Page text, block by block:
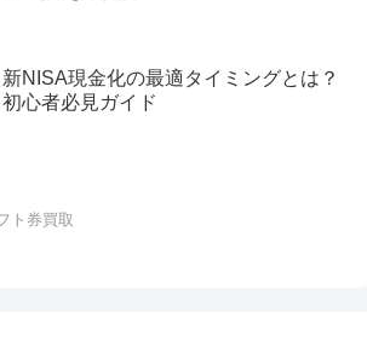
新NISA現金化の最適タイミングとは？
初心者必見ガイド
ト券買取